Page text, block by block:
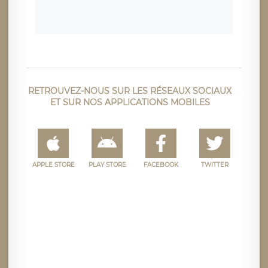
RETROUVEZ-NOUS SUR LES RÉSEAUX SOCIAUX
ET SUR NOS APPLICATIONS MOBILES
APPLE STORE PLAY STORE FACEBOOK TWITTER